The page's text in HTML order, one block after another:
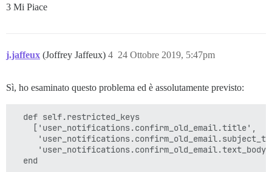
3 Mi Piace
j.jaffeux (Joffrey Jaffeux) 24 Ottobre 2019, 5:47pm
4
Sì, ho esaminato questo problema ed è assolutamente previsto:
  def self.restricted_keys
    ['user_notifications.confirm_old_email.title',